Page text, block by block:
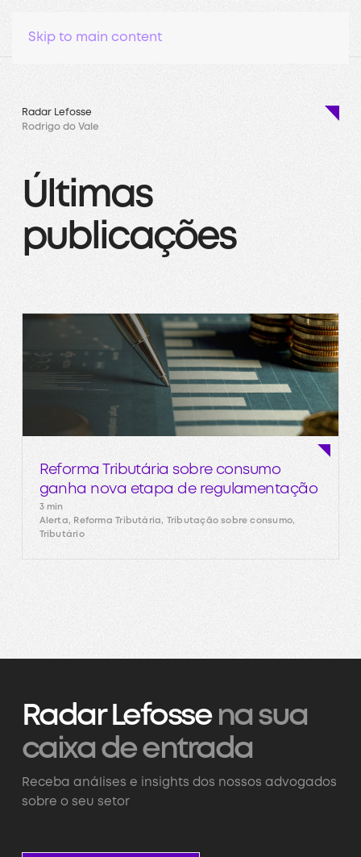
Skip to main content
Radar Lefosse
Rodrigo do Vale
Últimas
publicações
Reforma Tributária sobre consumo
ganha nova etapa de regulamentação
3 min
Alerta, Reforma Tributária, Tributação sobre consumo,
Tributário
Radar Lefossena sua
caixa de entrada
Receba análises e insights dos nossos advogados
sobre o seu setor